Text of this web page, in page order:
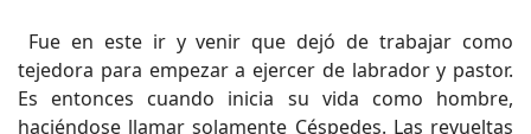
Fue en este ir y venir que dejó de trabajar como
tejedora para empezar a ejercer de labrador y pastor.
Es entonces cuando inicia su vida como hombre,
haciéndose llamar solamente Céspedes. Las revueltas